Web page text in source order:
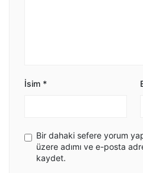
İsim *
Bir dahaki sefere yorum
üzere adımı ve e-posta
kaydet.